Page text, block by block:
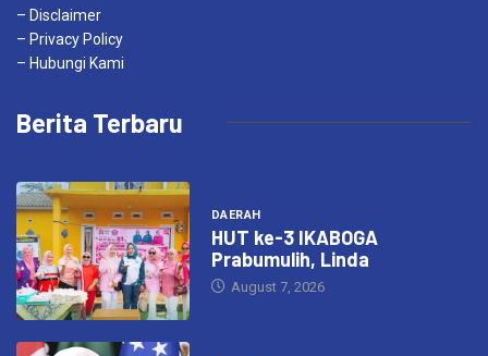
– Disclaimer
– Privacy Policy
– Hubungi Kami
Berita Terbaru
DAERAH
HUT ke-3 IKABOGA
Prabumulih, Linda
August 7, 2026